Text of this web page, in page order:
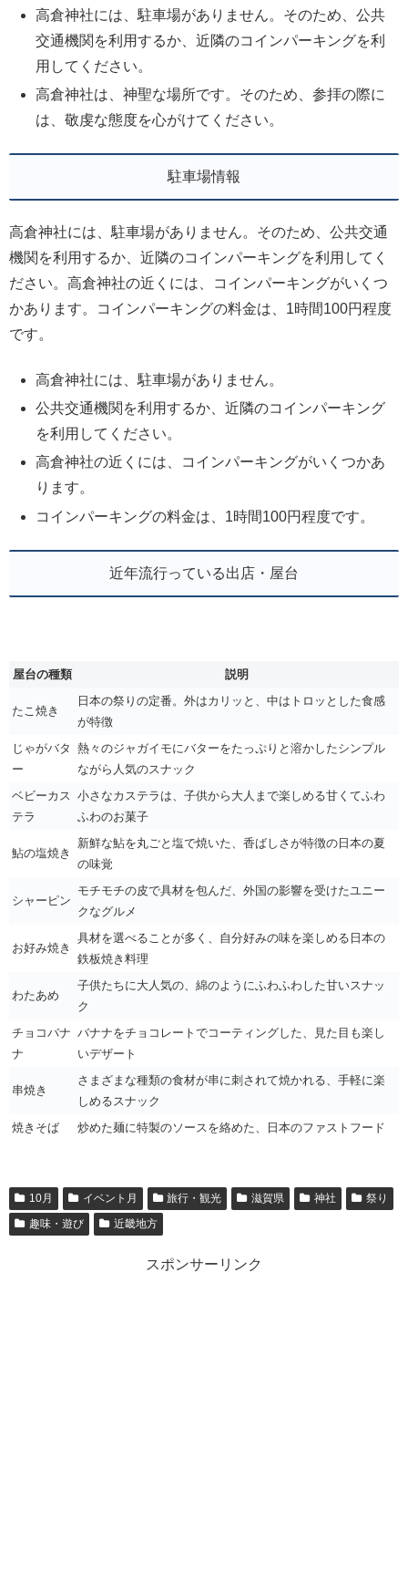
高倉神社には、駐車場がありません。そのため、公共
交通機関を利用するか、近隣のコインパーキングを利
用してください。
高倉神社は、神聖な場所です。そのため、参拝の際に
は、敬虔な態度を心がけてください。
駐車場情報
高倉神社には、駐車場がありません。そのため、公共交通
機関を利用するか、近隣のコインパーキングを利用してく
ださい。高倉神社の近くには、コインパーキングがいくつ
かあります。コインパーキングの料金は、1時間100円程度
です。
高倉神社には、駐車場がありません。
公共交通機関を利用するか、近隣のコインパーキング
を利用してください。
高倉神社の近くには、コインパーキングがいくつかあ
ります。
コインパーキングの料金は、1時間100円程度です。
近年流行っている出店・屋台
屋台の種類 説明
たこ焼き
日本の祭りの定番。外はカリッと、中はトロッとした食感
が特徴
じゃがバタ
ー
熱々のジャガイモにバターをたっぷりと溶かしたシンプル
ながら人気のスナック
ベビーカス
テラ
小さなカステラは、子供から大人まで楽しめる甘くてふわ
ふわのお菓子
鮎の塩焼き
新鮮な鮎を丸ごと塩で焼いた、香ばしさが特徴の日本の夏
の味覚
シャーピン
モチモチの皮で具材を包んだ、外国の影響を受けたユニー
クなグルメ
お好み焼き
具材を選べることが多く、自分好みの味を楽しめる日本の
鉄板焼き料理
わたあめ
子供たちに大人気の、綿のようにふわふわした甘いスナッ
ク
チョコバナ
ナ
バナナをチョコレートでコーティングした、見た目も楽し
いデザート
串焼き
さまざまな種類の食材が串に刺されて焼かれる、手軽に楽
しめるスナック
焼きそば
炒めた麺に特製のソースを絡めた、日本のファストフード
10月 イベント月 旅行・観光 滋賀県 神社
祭り
趣味・遊び
近畿地方
スポンサーリンク